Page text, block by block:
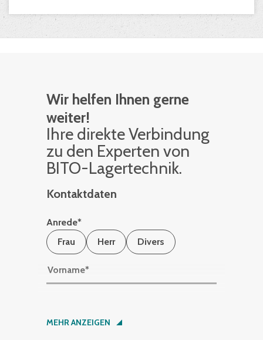
Wir helfen Ihnen gerne
weiter!
Ihre di­rek­te Ver­bin­dung
zu den Ex­per­ten von
BITO-La­ger­tech­nik.
Kontaktdaten
Anrede*
Frau
Herr Divers
Vorname*
Nachname*
MEHR ANZEIGEN